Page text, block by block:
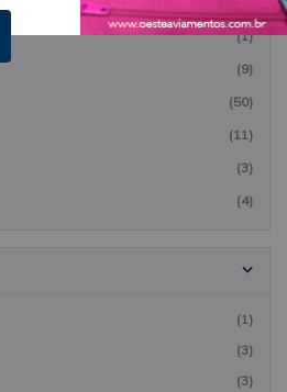
(1)
(9)
(50)
(11)
(3)
(4)
(1)
(3)
(3)